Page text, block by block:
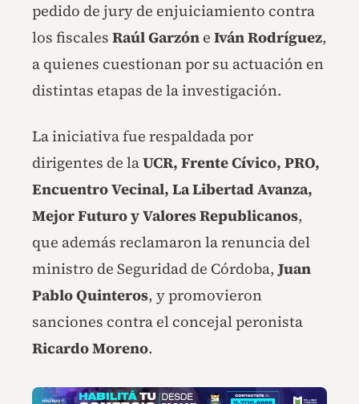
pedido de jury de enjuiciamiento contra
los fiscales Raúl Garzón e Iván Rodríguez,
a quienes cuestionan por su actuación en
distintas etapas de la investigación.
La iniciativa fue respaldada por
dirigentes de laUCR, Frente Cívico, PRO,
Encuentro Vecinal, La Libertad Avanza,
Mejor Futuro y Valores Republicanos,
que además reclamaron la renuncia del
ministro de Seguridad de Córdoba,Juan
Pablo Quinteros, y promovieron
sanciones contra el concejal peronista
Ricardo Moreno.